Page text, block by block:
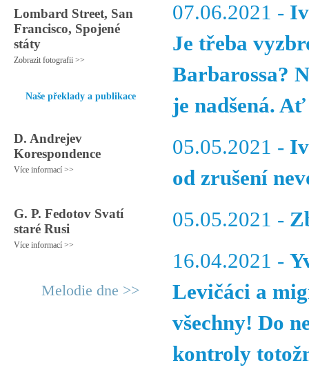
Lombard Street, San
Francisco, Spojené
státy
Zobrazit fotografii >>
Naše překlady a publikace
D. Andrejev
Korespondence
Více informací >>
G. P. Fedotov Svatí
staré Rusi
Více informací >>
Melodie dne >>
07.06.2021 -
Je třeba
Barbarossa?
je nadšená.
05.05.2021 -
od zrušení
05.05.2021 -
16.04.2021 -
Levičáci a
všechny! Do
kontroly